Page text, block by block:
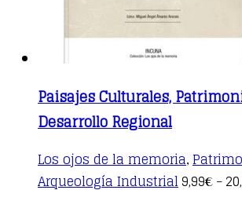
Paisajes Culturales,
Desarrollo Regional
Los ojos de la memoria,
Arqueología Industrial This
product
9,99€ –